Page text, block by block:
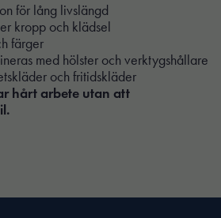
för lång livslängd
kropp och klädsel
färger
med hölster och verktygshållare
och fritidskläder
hårt arbete utan att